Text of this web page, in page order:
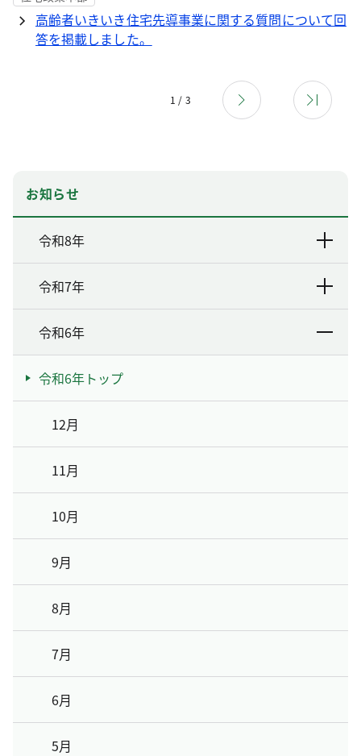
高齢者いきいき住宅先導事業に関する質問について回
答を掲載しました。
1 / 3
お知らせ
令和8年
令和7年
令和6年
令和6年トップ
12月
11月
10月
9月
8月
7月
6月
5月